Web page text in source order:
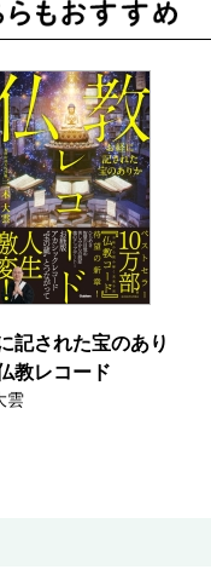
記された宝のあり
教レコード
雲